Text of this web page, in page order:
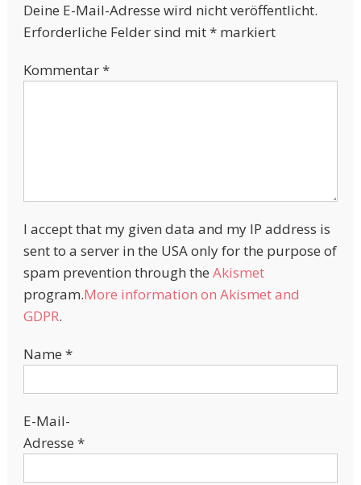
Deine E-Mail-Adresse wird nicht veröffentlicht.
Erforderliche Felder sind mit*markiert
Kommentar*
I accept that my given data and my IP address is
sent to a server in the USA only for the purpose of
spam prevention through the Akismet
program.More information on Akismet and
GDPR.
Name *
E-Mail-
Adresse *